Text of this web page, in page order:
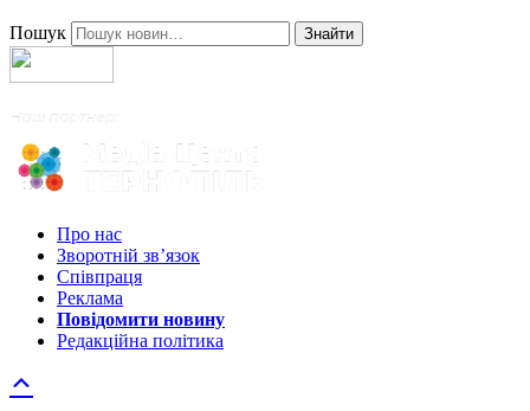
Пошук Знайти
Про нас
Зворотній зв’язок
Співпраця
Реклама
Повідомити новину
Редакційна політика